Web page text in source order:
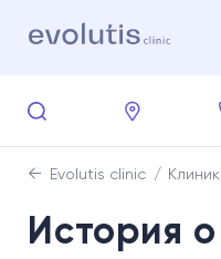
Evolutis clinic
История